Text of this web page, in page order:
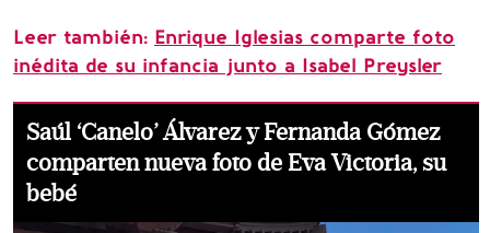
Leer también: Enrique Iglesias comparte foto
inédita de su infancia junto a Isabel Preysler
Saúl ‘Canelo’ Álvarez y Fernanda Gómez
comparten nueva foto de Eva Victoria, su
bebé